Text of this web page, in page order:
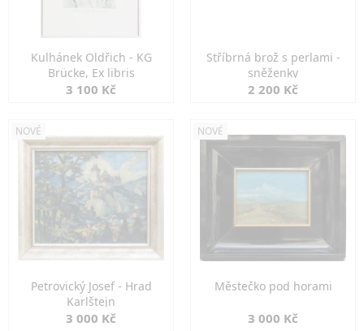
Kulhánek Oldřich - KG
Brücke, Ex libris
3 100 Kč
Stříbrná brož s perlami -
sněženky
2 200 Kč
NOVÉ
Petrovický Josef - Hrad
Karlštejn
3 000 Kč
NOVÉ
Městečko pod horami
3 000 Kč